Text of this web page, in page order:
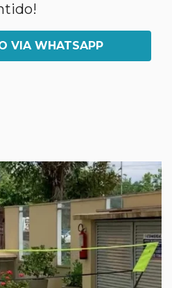
VIA WHATSAPP